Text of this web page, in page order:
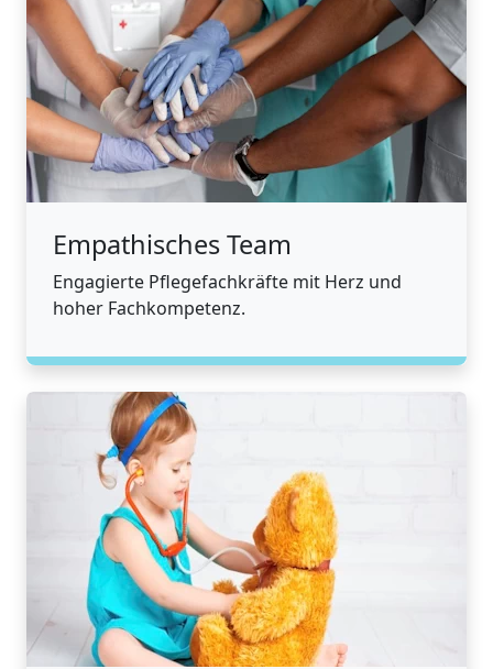
Empathisches Team
Engagierte Pflegefachkräfte mit Herz und
hoher Fachkompetenz.